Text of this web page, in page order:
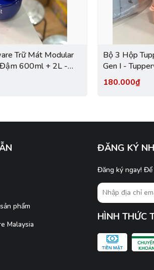
Trữ Mát Modular
600ml + 2L -
Bộ 3 Hộp
Gen I -
180.000₫
phẩm
Malaysia
ĐĂNG KÝ
Đăng ký ngay!
HÌNH THỨC